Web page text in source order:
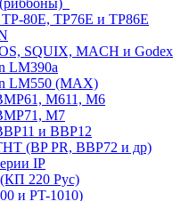
80E, TP76E и TP86E
SQUIX, MACH и Godex
LM390a
LM550 (MAX)
M611, M6
M7
и BBP12
(BP PR, BBP72 и др)
IP
220 Рус)
и PT-1010)